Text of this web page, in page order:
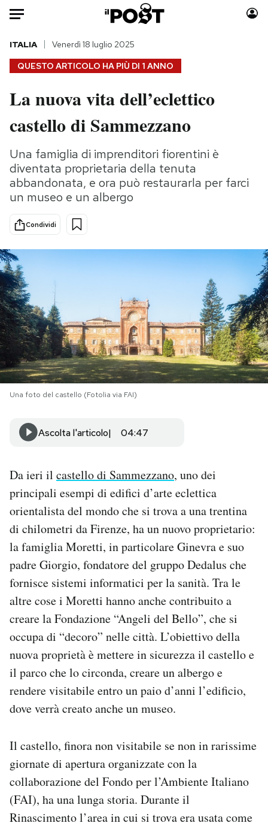
HOME
Italia
Politica
Tecnologia
Internet
Scienza
Cultura
Economia
Moda
Consumismi
Storie/Idee
Ok Boomer!
Media
PODCAST
NEWSLETTER
I MIEI PREFERITI
AREA PERSONALE
Area Personale
Newsletter
Notifiche mobile
Regala il Post
Hai bisogno di aiuto?
QUESTO ARTICOLO HA PIÙ DI 1 ANNO
ITALIA Venerdì 18 luglio 2025
La nuova vita dell’eclettico
castello di Sammezzano
Una famiglia di imprenditori fiorentini è
diventata proprietaria della tenuta
abbandonata, e ora può restaurarla per farci
un museo e un albergo
Condividi
Una foto del castello (Fotolia via FAI)
Ascolta l'articolo 04:47
Da ieri il castello di Sammezzano, uno dei
principali esempi di edifici d’arte eclettica
orientalista del mondo che si trova a una trentina
di chilometri da Firenze, ha un nuovo proprietario:
la famiglia Moretti, in particolare Ginevra e suo
padre Giorgio, fondatore del gruppo Dedalus che
fornisce sistemi informatici per la sanità. Tra le
altre cose i Moretti hanno anche contribuito a
creare la Fondazione “Angeli del Bello”, che si
occupa di “decoro” nelle città. L’obiettivo della
nuova proprietà è mettere in sicurezza il castello e
il parco che lo circonda, creare un albergo e
rendere visitabile entro un paio d’anni l’edificio,
dove verrà creato anche un museo.
Il castello, finora non visitabile se non in rarissime
giornate di apertura organizzate con la
collaborazione del Fondo per l’Ambiente Italiano
(FAI), ha una lunga storia. Durante il
Rinascimento l’area in cui si trova era usata come